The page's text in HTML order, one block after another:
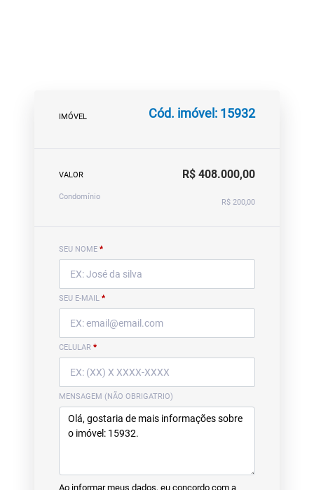
IMÓVEL Cód. imóvel: 15932
VALOR R$ 408.000,00
Condomínio
R$ 200,00
SEU NOME *
SEU E-MAIL *
CELULAR *
MENSAGEM (NÃO OBRIGATRIO)
Ao informar meus dados, eu concordo com a